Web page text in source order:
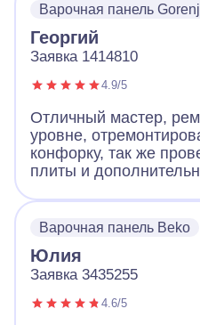
Варочная панель
Георгий
Заявка 1414810
4.9/5
Отличный мастер,
уровне,
конфорку, так же
плиты и
Варочная панель Beko
Юлия
Заявка 3435255
4.6/5